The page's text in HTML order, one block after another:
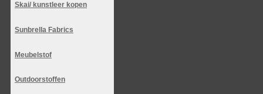
Skai/ kunstleer kopen
Sunbrella Fabrics
Meubelstof
Outdoorstoffen